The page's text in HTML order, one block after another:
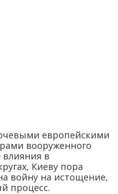
европейскими
вооруженного
в
Киеву пора
войну на истощение,
процесс.